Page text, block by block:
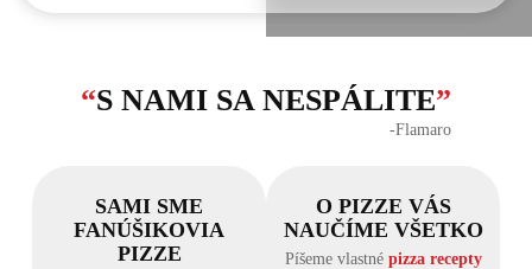
“S NAMI SA NESPÁLITE”
‐Flamaro
SAMI SME
FANÚŠIKOVIA
PIZZE
O PIZZE VÁS
NAUČÍME VŠETKO
Píšeme vlastné pizza recepty